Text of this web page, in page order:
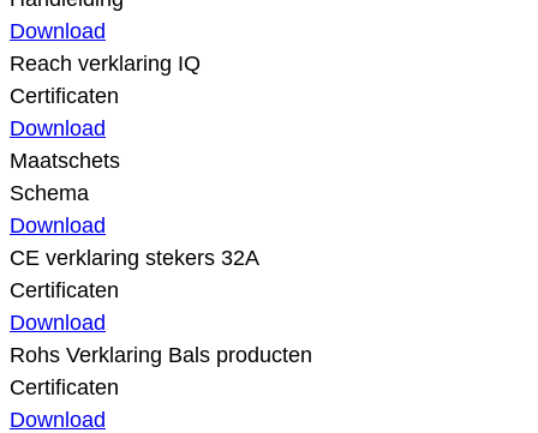
Download
Reach verklaring IQ
Certificaten
Download
Maatschets
Schema
Download
CE verklaring stekers 32A
Certificaten
Download
Rohs Verklaring Bals producten
Certificaten
Download